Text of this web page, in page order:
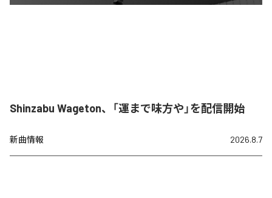
Shinzabu Wageton、「運まで味方や」を配信開始
新曲情報 2026.8.7